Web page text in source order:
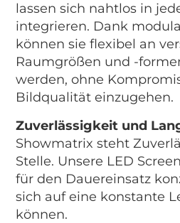
lassen sich nahtlos in
integrieren. Dank
können sie flexibel an
Raumgrößen und -
werden, ohne
Bildqualität einzugehen.
Zuverlässigkeit und
Showmatrix steht
Stelle. Unsere LED
für den Dauereinsatz
sich auf eine konstante
können.